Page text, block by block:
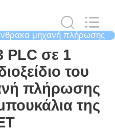
μηχανή πλήρωσης
PLC σε 1
του
πλήρωσης
της